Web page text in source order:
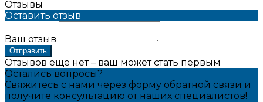
Отзывы
Оставить отзыв
Ваш отзыв
Отправить
Отзывов ещё нет – ваш может стать первым
Остались вопросы?
Свяжитесь с нами через форму обратной связи и
получите консультацию от наших специалистов!